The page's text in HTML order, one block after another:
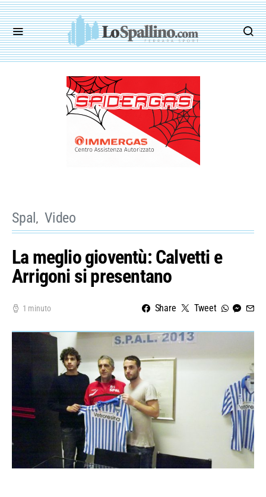
Spal Video
La meglio gioventù: Calvetti e
Arrigoni si presentano
1 minuto Share Tweet